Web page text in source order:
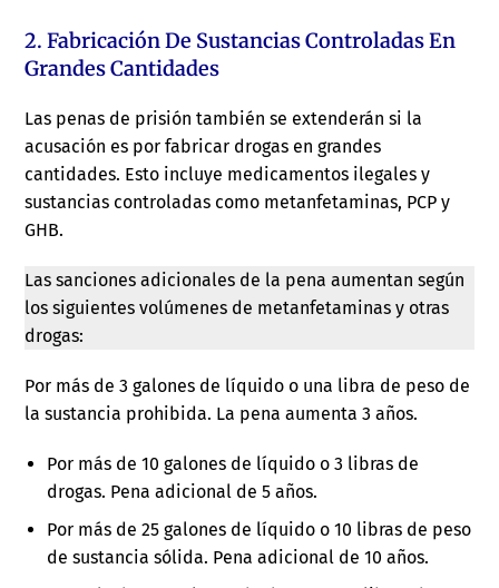
2. Fabricación De Sustancias Controladas En
Grandes Cantidades
Las penas de prisión también se extenderán si la
acusación es por fabricar drogas en grandes
cantidades. Esto incluye medicamentos ilegales y
sustancias controladas como metanfetaminas, PCP y
GHB.
Las sanciones adicionales de la pena aumentan según
los siguientes volúmenes de metanfetaminas y otras
drogas:
Por más de 3 galones de líquido o una libra de peso de
la sustancia prohibida. La pena aumenta 3 años.
Por más de 10 galones de líquido o 3 libras de
drogas. Pena adicional de 5 años.
Por más de 25 galones de líquido o 10 libras de peso
de sustancia sólida. Pena adicional de 10 años.